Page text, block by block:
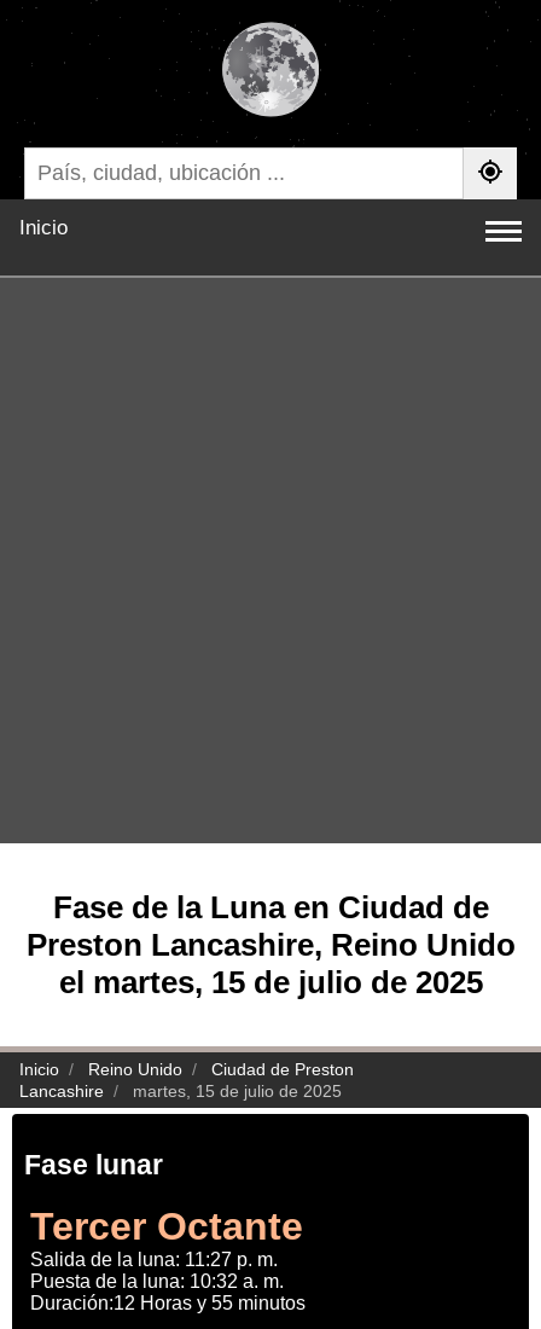
Inicio
Fase de la Luna en Ciudad de
Preston Lancashire, Reino Unido
el martes, 15 de julio de 2025
Inicio Reino Unido
Ciudad de Preston
Lancashire
martes, 15 de julio de 2025
Fase lunar
Tercer Octante
Salida de la luna: 11:27 p. m.
Puesta de la luna: 10:32 a. m.
Duración:12 Horas y 55 minutos